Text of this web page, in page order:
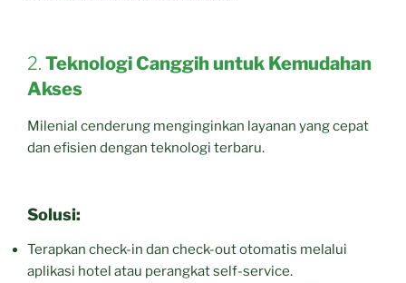
2. Teknologi Canggih untuk Kemudahan
Akses
Milenial cenderung menginginkan layanan yang cepat
dan efisien dengan teknologi terbaru.
Solusi:
Terapkan check-in dan check-out otomatis melalui
aplikasi hotel atau perangkat self-service.